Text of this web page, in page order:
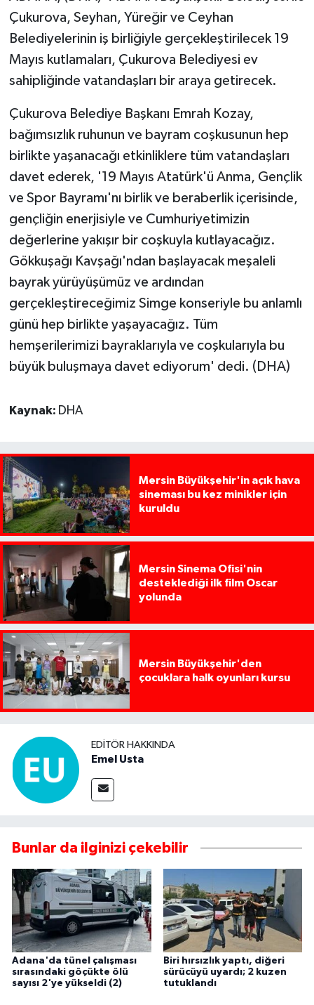
Çukurova, Seyhan, Yüreğir ve Ceyhan
Belediyelerinin iş birliğiyle gerçekleştirilecek 19
Mayıs kutlamaları, Çukurova Belediyesi ev
sahipliğinde vatandaşları bir araya getirecek.
Çukurova Belediye Başkanı Emrah Kozay,
bağımsızlık ruhunun ve bayram coşkusunun hep
birlikte yaşanacağı etkinliklere tüm vatandaşları
davet ederek, '19 Mayıs Atatürk'ü Anma, Gençlik
ve Spor Bayramı'nı birlik ve beraberlik içerisinde,
gençliğin enerjisiyle ve Cumhuriyetimizin
değerlerine yakışır bir coşkuyla kutlayacağız.
Gökkuşağı Kavşağı'ndan başlayacak meşaleli
bayrak yürüyüşümüz ve ardından
gerçekleştireceğimiz Simge konseriyle bu anlamlı
günü hep birlikte yaşayacağız. Tüm
hemşerilerimizi bayraklarıyla ve coşkularıyla bu
büyük buluşmaya davet ediyorum' dedi. (DHA)
Kaynak: DHA
Mersin Büyükşehir'in açık hava
sineması bu kez minikler için
kuruldu
Mersin Sinema Ofisi'nin
desteklediği ilk film Oscar
yolunda
Mersin Büyükşehir'den
çocuklara halk oyunları kursu
EDITÖR HAKKINDA
Emel Usta
Bunlar da ilginizi çekebilir
Adana'da tünel çalışması
sırasındaki göçükte ölü
sayısı 2'ye yükseldi (2)
Biri hırsızlık yaptı, diğeri
sürücüyü uyardı; 2 kuzen
tutuklandı